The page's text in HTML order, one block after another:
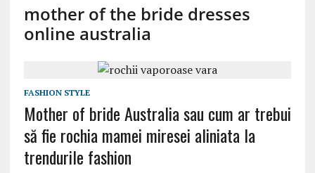
mother of the bride dresses
online australia
FASHION STYLE
Mother of bride Australia sau cum ar trebui
să fie rochia mamei miresei aliniata la
trendurile fashion